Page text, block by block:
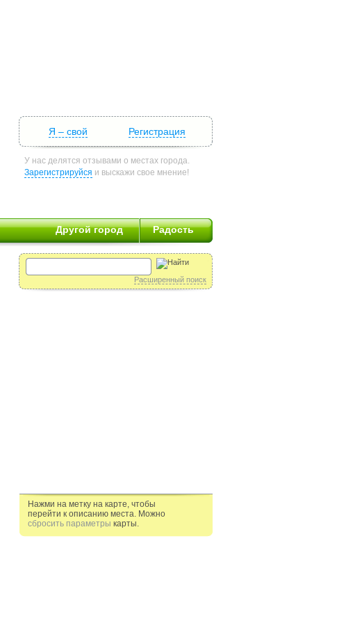
Я – свой Регистрация
У нас делятся отзывами о местах города.
Зарегистрируйся и выскажи свое мнение!
Другой город Радость
Расширенный поиск
Нажми на метку на карте, чтобы
перейти к описанию места. Можно
сбросить параметры карты.